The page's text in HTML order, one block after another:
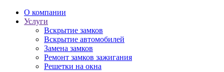
О компании
Услуги
Вскрытие замков
Вскрытие автомобилей
Замена замков
Ремонт замков зажигания
Решетки на окна